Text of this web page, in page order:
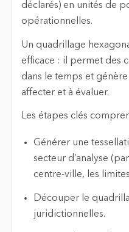
déclarés) en unités de
opérationnelles.
Un quadrillage
efficace : il permet des
dans le temps et
affecter et à évaluer.
Les étapes clés
Générer une
secteur d’analyse
centre-ville, les
Découper le
juridictionnelles.